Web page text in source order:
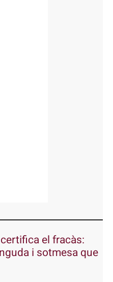
el fracàs:
i sotmesa que